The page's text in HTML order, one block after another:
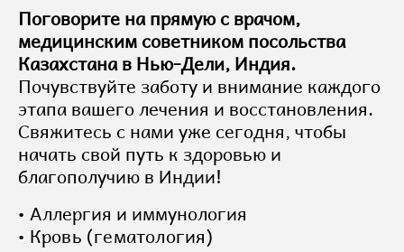
Поговорите на прямую с врачом,
медицинским советником посольства
Казахстана в Нью-Дели, Индия.
Почувствуйте заботу и внимание каждого
этапа вашего лечения и восстановления.
Свяжитесь с нами уже сегодня, чтобы
начать свой путь к здоровью и
благополучию в Индии!
Аллергия и иммунология
Кровь (гематология)